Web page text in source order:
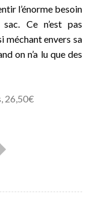
l’énorme besoin
Ce n’est pas
méchant envers sa
on n’a lu que des
26,50€